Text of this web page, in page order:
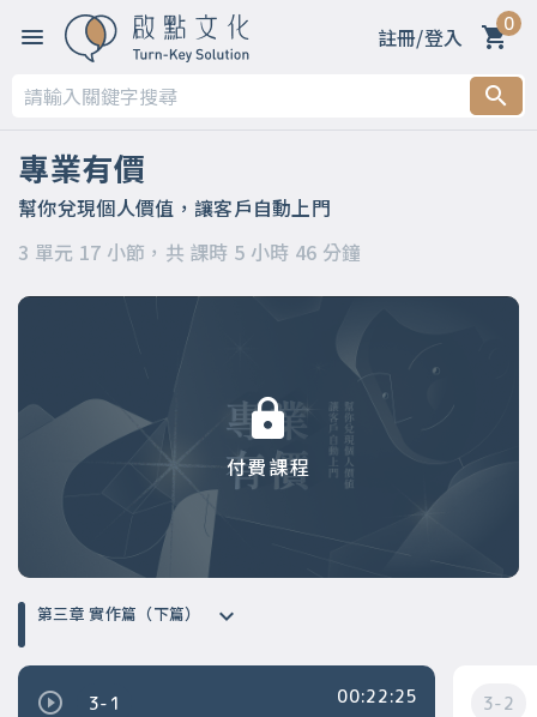
註冊/登入 0
專業有價
幫你兌現個人價值，讓客戶自動上門
3 單元 17 小節，共 課時 5 小時 46 分鐘
付費課程
第一章 開篇：建立自己的事業，讓客戶自動上門的秘密
第二章 觀念篇（上篇）
第三章 實作篇（下篇）
第三章 實作篇（下篇）
3-1 00:22:25 3-2